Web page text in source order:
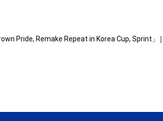
Pride, Remake Repeat in Korea Cup, Sprint」］